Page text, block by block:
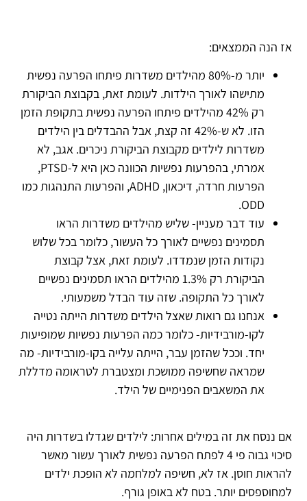
אז הנה הממצאים:
יותר מ-80% מהילדים משדרות פיתחו הפרעה נפשית
מתישהו לאורך הילדות. לעומת זאת, בקבוצת הביקורת
רק 42% מהילדים פיתחו הפרעה נפשית בתקופת הזמן
הזו. לא ש-42% זה קצת, אבל ההבדלים בין הילדים
משדרות לילדים מקבוצת הביקורת ניכרים. אגב, לא
אמרתי, בהפרעות נפשיות הכוונה כאן היא ל-PTSD,
הפרעות חרדה, דיכאון, ADHD, והפרעות התנהגות כמו
ODD.
עוד דבר מעניין- שליש מהילדים משדרות הראו
תסמינים נפשיים לאורך כל העשור, כלומר בכל שלוש
נקודות הזמן שנמדדו. לעומת זאת, אצל קבוצת
הביקורת רק 1.3% מהילדים הראו תסמינים נפשיים
לאורך כל התקופה. שזה עוד הבדל משמעותי.
אנחנו גם רואות שאצל הילדים משדרות הייתה נטייה
לקו-מורבידיות- כלומר כמה הפרעות נפשיות שמופיעות
יחד. וככל שהזמן עבר, הייתה עלייה בקו-מורבידיות- מה
שמראה שחשיפה ממושכת ומצטברת לטראומה מדללת
את המשאבים הפנימיים של הילד.
אם ננסח את זה במילים אחרות: לילדים שגדלו בשדרות היה
סיכוי גבוה פי 4 לפתח הפרעה נפשית לאורך עשור מאשר
להראות חוסן. אז לא, חשיפה למלחמה לא הופכת ילדים
למחוספסים יותר. בטח לא באופן גורף.